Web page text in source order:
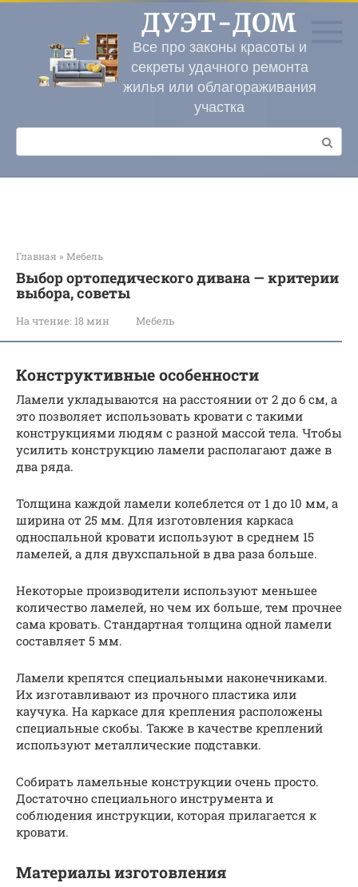
Перейти
контенту
ДУЭТ-ДОМ
Все про законы красоты и
секреты удачного ремонта
жилья или облагораживания
участка
Поиск:
Главная » Мебель
Выбор ортопедического дивана — критерии
выбора, советы
На чтение: 18 мин Мебель
Конструктивные особенности
Ламели укладываются на расстоянии от 2 до 6 см, а
это позволяет использовать кровати с такими
конструкциями людям с разной массой тела. Чтобы
усилить конструкцию ламели располагают даже в
два ряда.
Толщина каждой ламели колеблется от 1 до 10 мм, а
ширина от 25 мм. Для изготовления каркаса
односпальной кровати используют в среднем 15
ламелей, а для двухспальной в два раза больше.
Некоторые производители используют меньшее
количество ламелей, но чем их больше, тем прочнее
сама кровать. Стандартная толщина одной ламели
составляет 5 мм.
Ламели крепятся специальными наконечниками.
Их изготавливают из прочного пластика или
каучука. На каркасе для крепления расположены
специальные скобы. Также в качестве креплений
используют металлические подставки.
Собирать ламельные конструкции очень просто.
Достаточно специального инструмента и
соблюдения инструкции, которая прилагается к
кровати.
Материалы изготовления